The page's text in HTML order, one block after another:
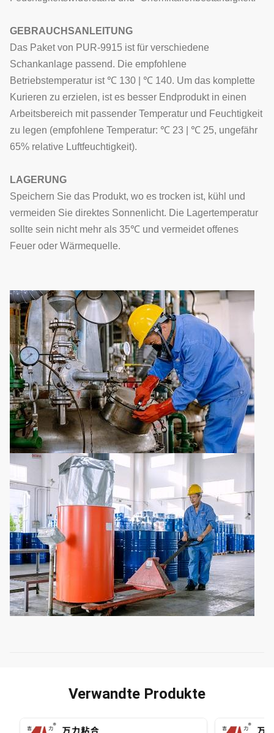
GEBRAUCHSANLEITUNG
Das Paket von PUR-9915 ist für verschiedene
Schankanlage passend. Die empfohlene
Betriebstemperatur ist ℃ 130 | ℃ 140. Um das komplette
Kurieren zu erzielen, ist es besser Endprodukt in einen
Arbeitsbereich mit passender Temperatur und Feuchtigkeit
zu legen (empfohlene Temperatur: ℃ 23 | ℃ 25, ungefähr
65% relative Luftfeuchtigkeit).
LAGERUNG
Speichern Sie das Produkt, wo es trocken ist, kühl und
vermeiden Sie direktes Sonnenlicht. Die Lagertemperatur
sollte sein nicht mehr als 35℃ und vermeidet offenes
Feuer oder Wärmequelle.
Verwandte Produkte